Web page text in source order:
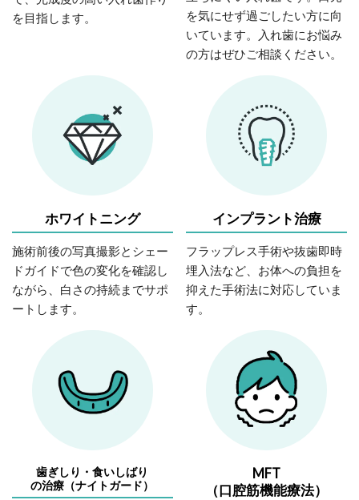
を目指します。
を気にせず過ごしたい方に向
いています。入れ歯にお悩み
の方はぜひご相談ください。
ホワイトニング
施術前後の写真撮影とシェー
ドガイドで色の変化を確認し
ながら、白さの持続までサポ
ートします。
インプラント治療
フラップレス手術や抜歯即時
埋入法など、お体への負担を
抑えた手術法に対応していま
す。
歯ぎしり・食いしばり
の治療（ナイトガード）
MFT
（口腔筋機能療法）